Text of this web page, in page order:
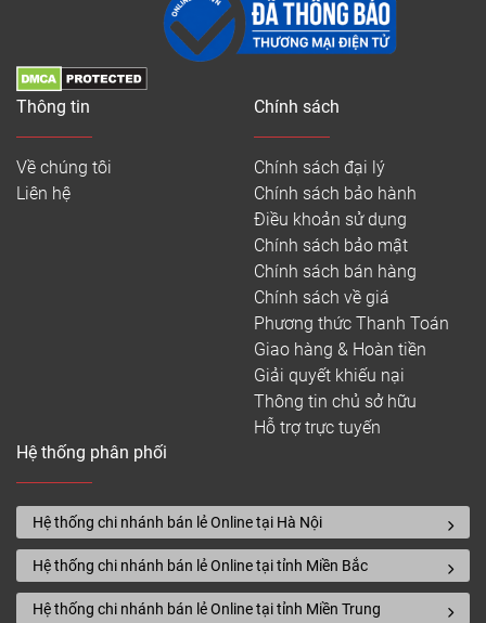
Thông tin
Về chúng tôi
Liên hệ
Chính sách
Chính sách đại lý
Chính sách bảo hành
Điều khoản sử dụng
Chính sách bảo mật
Chính sách bán hàng
Chính sách về giá
Phương thức Thanh Toán
Giao hàng & Hoàn tiền
Giải quyết khiếu nại
Thông tin chủ sở hữu
Hỗ trợ trực tuyến
Hệ thống phân phối
Hệ thống chi nhánh bán lẻ Online tại Hà Nội
Hệ thống chi nhánh bán lẻ Online tại tỉnh Miền Bắc
Hệ thống chi nhánh bán lẻ Online tại tỉnh Miền Trung